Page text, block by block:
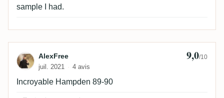
sample I had.
Avis de AlexFree
AlexFree
juil. 2021 4 avis
9,0/10
Incroyable Hampden 89-90